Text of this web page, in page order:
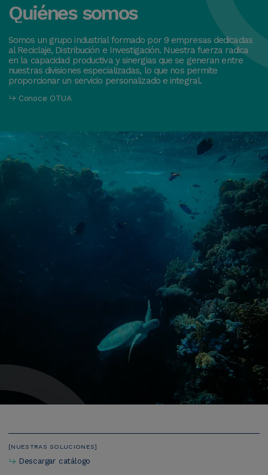
Quiénes somos
Somos un grupo industrial formado por 9 empresas dedicadas
al Reciclaje, Distribución e Investigación. Nuestra fuerza radica
en la capacidad productiva y sinergias que se generan entre
nuestras divisiones especializadas, lo que nos permite
proporcionar un servicio personalizado e integral.
Conoce OTUA
NUESTRAS SOLUCIONES
Descargar catálogo